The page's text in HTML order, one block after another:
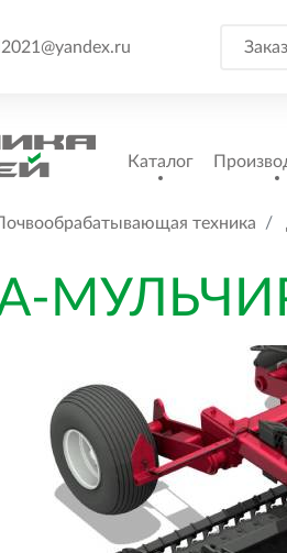
Каталог
техника